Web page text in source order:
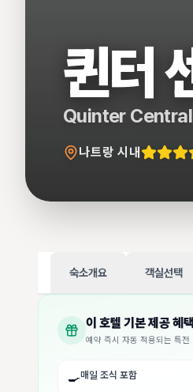
퀸터
Quinter Central
나트랑 시내
숙소개요 객실선택
이 호텔 기본 제공 혜택
예약 즉시 자동 적용되는 특전
🍳매일 조식 포함